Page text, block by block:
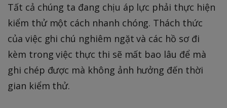
Tất cả chúng ta đang chịu áp lực phải thực hiện
kiểm thử một cách nhanh chóng. Thách thức
của việc ghi chú nghiêm ngặt và các hồ sơ đi
kèm trong việc thực thi sẽ mất bao lâu để mà
ghi chép được mà không ảnh hưởng đến thời
gian kiểm thử.